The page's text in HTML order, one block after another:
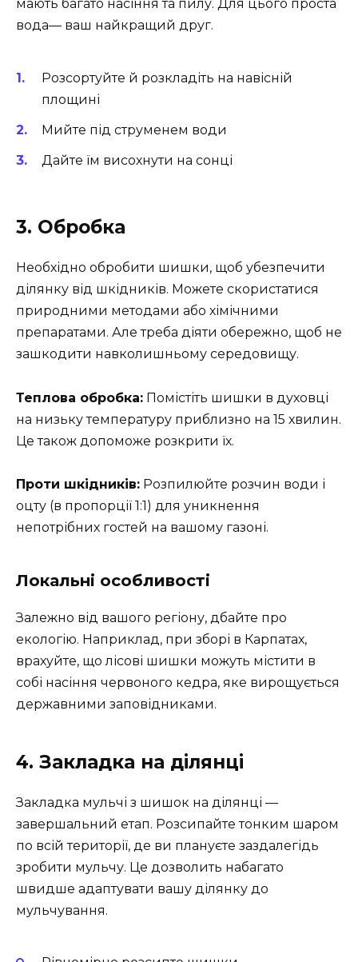
мають багато насіння та пилу. Для цього проста
вода— ваш найкращий друг.
Розсортуйте й розкладіть на навісній
площині
Мийте під струменем води
Дайте їм висохнути на сонці
3. Обробка
Необхідно обробити шишки, щоб убезпечити
ділянку від шкідників. Можете скористатися
природними методами або хімічними
препаратами. Але треба діяти обережно, щоб не
зашкодити навколишньому середовищу.
Теплова обробка: Помістіть шишки в духовці
на низьку температуру приблизно на 15 хвилин.
Це також допоможе розкрити їх.
Проти шкідників: Розпилюйте розчин води і
оцту (в пропорції 1:1) для уникнення
непотрібних гостей на вашому газоні.
Локальні особливості
Залежно від вашого регіону, дбайте про
екологію. Наприклад, при зборі в Карпатах,
врахуйте, що лісові шишки можуть містити в
собі насіння червоного кедра, яке вирощується
державними заповідниками.
4. Закладка на ділянці
Закладка мульчі з шишок на ділянці —
завершальний етап. Розсипайте тонким шаром
по всій території, де ви плануєте заздалегідь
зробити мульчу. Це дозволить набагато
швидше адаптувати вашу ділянку до
мульчування.